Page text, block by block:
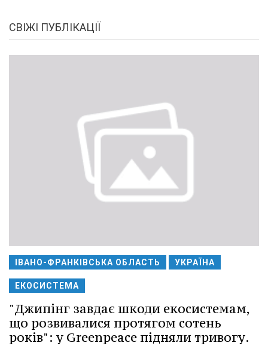
СВІЖІ ПУБЛІКАЦІЇ
ІВАНО-ФРАНКІВСЬКА ОБЛАСТЬ УКРАЇНА
ЕКОСИСТЕМА
"Джипінг завдає шкоди екосистемам,
що розвивалися протягом сотень
років": у Greenpeace підняли тривогу.